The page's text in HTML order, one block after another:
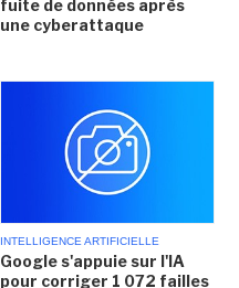
fuite de données après
une cyberattaque
INTELLIGENCE ARTIFICIELLE
Google s'appuie sur l'IA
pour corriger 1 072 failles